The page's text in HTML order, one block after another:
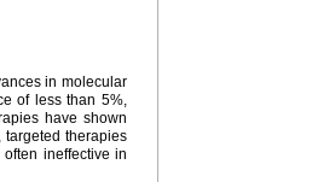
in molecular
of less than 5%,
have shown
targeted therapies
ineffective in